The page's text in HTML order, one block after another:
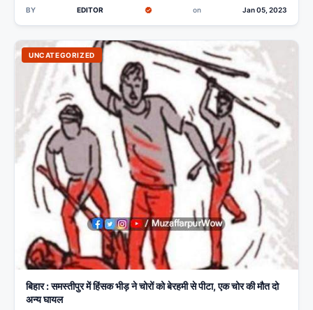
BY EDITOR on Jan 05, 2023
UNCATEGORIZED
बिहार : समस्तीपुर में हिंसक भीड़ ने चोरों को बेरहमी से पीटा, एक चोर की मौत दो
अन्य घायल